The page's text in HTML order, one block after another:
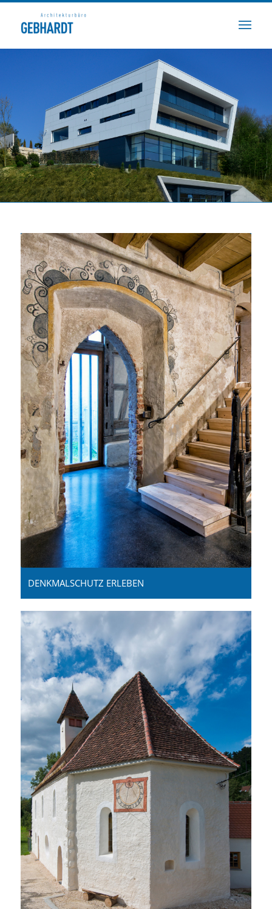
WIR MÜSSEN LERNEN, HÄUSER ZU VERSTEHEN,
MARKUS GEBHARDT
WENN WIR MIT IHNEN UMGEHEN WOLLEN.«
»HÄUSER SIND FÜR MICH WIE MENSCHEN.
DENKMALSCHUTZ ERLEBEN